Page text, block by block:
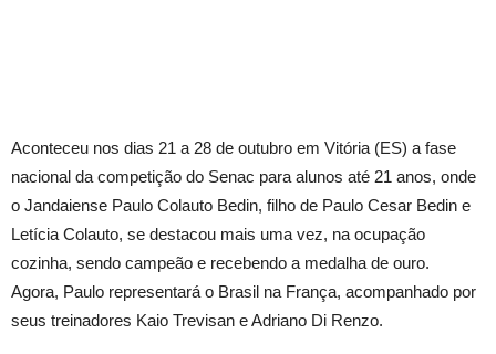
Aconteceu nos dias 21 a 28 de outubro em Vitória (ES) a fase
nacional da competição do Senac para alunos até 21 anos, onde
o Jandaiense Paulo Colauto Bedin, filho de Paulo Cesar Bedin e
Letícia Colauto, se destacou mais uma vez, na ocupação
cozinha, sendo campeão e recebendo a medalha de ouro.
Agora, Paulo representará o Brasil na França, acompanhado por
seus treinadores Kaio Trevisan e Adriano Di Renzo.